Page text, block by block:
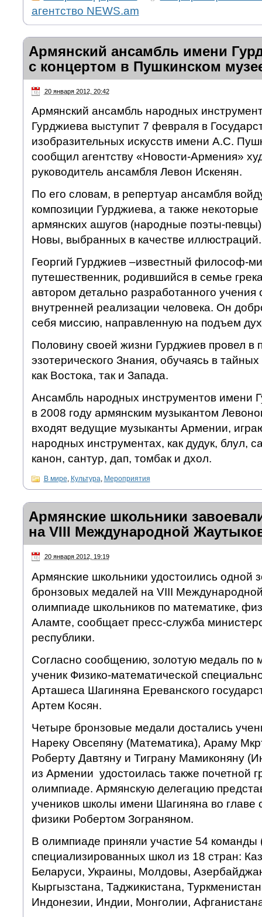
агентство NEWS.am
Армянский ансамбль имени
с концертом в Пушкинском
20 января 2012, 20:42
Армянский ансамбль народных
Гурджиева выступит 7 февраля в
изобразительных искусств имени А.С.
сообщил агентству «Новости-Армения»
руководитель ансамбля Левон Искенян.
По его словам, в репертуар ансамбля
композиции Гурджиева, а также некоторые
армянских ашугов (народные поэты-
Новы, выбранных в качестве иллюстраций.
Георгий Гурджиев –известный философ-
путешественник, родившийся в семье
автором детально разработанного учения
внутренней реализации человека. Он
себя миссию, направленную на подъем
Половину своей жизни Гурджиев провел в
эзотерического Знания, обучаясь в
как Востока, так и Запада.
Ансамбль народных инструментов имени
в 2008 году армянским музыкантом
входят ведущие музыканты Армении,
народных инструментах, как дудук, блул,
канон, сантур, дап, томбак и дхол.
В мире, Культура, Мероприятия
Армянские школьники
на VIII Международной
20 января 2012, 19:19
Армянские школьники удостоились одной
бронзовых медалей на VIII
олимпиаде школьников по математике,
Аламте, сообщает пресс-служба
республики.
Согласно сообщению, золотую медаль по
ученик Физико-математической
Арташеса Шагиняна Ереванского
Артем Косян.
Четыре бронзовые медали достались
Нареку Овсепяну (Математика), Араму
Роберту Давтяну и Тиграну Мамиконяну
из Армении удостоилась также почетной
олимпиаде. Армянскую делегацию
учеников школы имени Шагиняна во главе
физики Робертом Зограняном.
В олимпиаде приняли участие 54 команды
специализированных школ из 18 стран:
Беларуси, Украины, Молдовы,
Кыргызстана, Таджикистана,
Индонезии, Индии, Монголии,